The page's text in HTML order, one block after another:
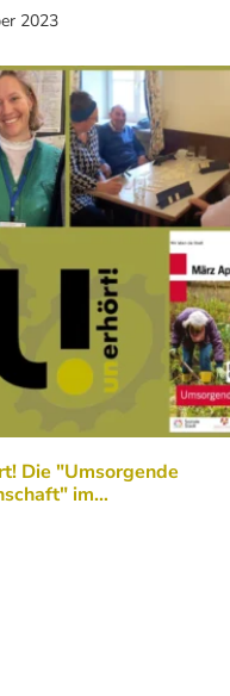
2023
Die "Umsorgende
im…